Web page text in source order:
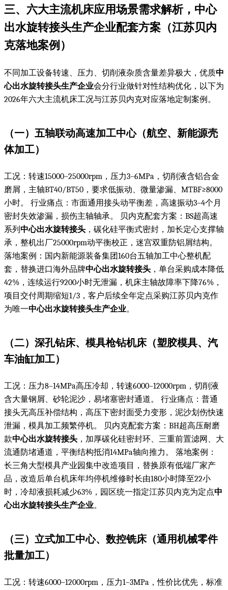
三、六大主流机床应用场景需求解析， 中心
出水旋转接头生产企业配套方案（江苏贝内
克落地案例）
不同加工设备转速、压力、切削液杂质含量差异极大，优质中
心出水旋转接头生产企业会分行业做针对性结构优化，以下为
2026年六大主流机床工况与江苏贝内克对应落地定制案例。
（一）五轴联动高速加工中心（航空、新能源壳
体加工）
工况：转速15000–25000rpm，压力3–6MPa，切削液含铝合金
磨屑，主轴BT40/BT50，要求低振动、微量渗漏、MTBF≥8000
小时。 行业痛点：市面通用接头动平衡差，高速振动3–4个月
密封失效渗漏，损伤主轴轴承。 贝内克配套方案：BS超高速
系列 中心出水旋转接头 ，碳化硅平衡式密封，加长定心支撑轴
承，整机出厂25000rpm动平衡校正，迷宫双重防铝屑结构。
落地案例：国内新能源装备集团160台五轴加工中心整机配
套，替换进口海外品牌中心出水旋转接头 ，单台采购成本降低
42%，连续运行9200小时无泄漏，机床主轴故障率下降76%，
项目交付周期缩短1/3，客户后续全年定点采购江苏贝内克作
为唯一中心出水旋转接头生产企业。
（二）深孔钻床、模具枪钻机床（塑胶模具、汽
车油缸加工）
工况：压力8–14MPa高压冷却，转速6000–12000rpm，切削液
含大量钢屑、砂轮泥沙，易堵塞密封通道。 行业痛点：普通
接头无高压补偿结构，高压下密封面受力变形，泥沙划伤快速
泄漏，模具加工频繁停机。 贝内克配套方案：BH超高压耐磨
款中心出水旋转接头 ，加厚碳化硅密封环、三重前置滤网、大
流通防堵通道，平衡结构抵消14MPa轴向推力。 落地案例：
长三角大型模具产业园集中改造项目，替换原有低端厂家产
品，改造后单台机床年均停机维修时长由180小时降至22小
时，冷却液损耗减少63%，园区统一指定江苏贝内克为定点中
心出水旋转接头生产企业。
（三）立式加工中心、数控铣床（通用机械零件
批量加工）
工况：转速6000–12000rpm，压力1–3MPa，性价比优先，标准